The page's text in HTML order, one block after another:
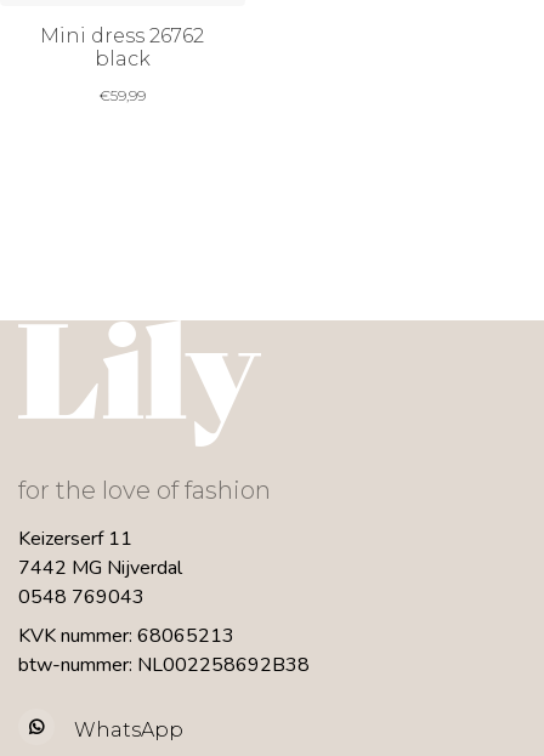
Mini dress 26762
black
€59,99
for the love of fashion
Keizerserf 11
7442 MG Nijverdal
0548 769043
KVK nummer: 68065213
btw-nummer: NL002258692B38
WhatsApp